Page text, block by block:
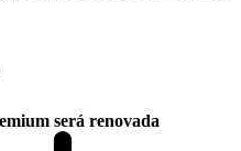
será renovada